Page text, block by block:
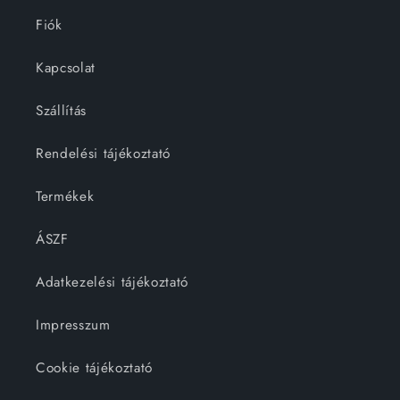
Fiók
Kapcsolat
Szállítás
Rendelési tájékoztató
Termékek
ÁSZF
Adatkezelési tájékoztató
Impresszum
Cookie tájékoztató